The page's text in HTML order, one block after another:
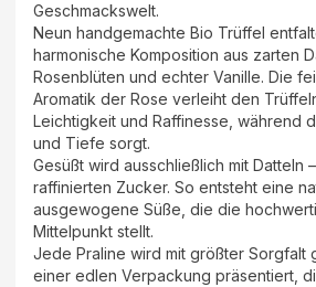
Geschmackswelt.
Neun handgemachte Bio Trüffel
harmonische Komposition aus zarten
Rosenblüten und echter Vanille. Die
Aromatik der Rose verleiht den
Leichtigkeit und Raffinesse, während
und Tiefe sorgt.
Gesüßt wird ausschließlich mit Datteln
raffinierten Zucker. So entsteht eine
ausgewogene Süße, die die
Mittelpunkt stellt.
Jede Praline wird mit größter Sorgfalt
einer edlen Verpackung präsentiert,